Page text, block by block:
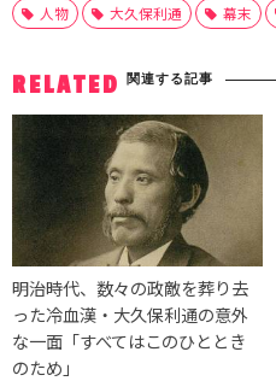
人物 大久保利通 幕末
RELATED 関連する記事
明治時代、数々の政敵を葬り去
った冷血漢・大久保利通の意外
な一面「すべてはこのひととき
のため」